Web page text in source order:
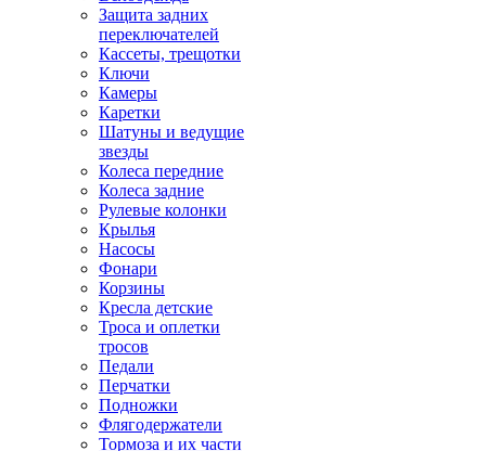
Защита задних
переключателей
Кассеты, трещотки
Ключи
Камеры
Каретки
Шатуны и ведущие
звезды
Колеса передние
Колеса задние
Рулевые колонки
Крылья
Насосы
Фонари
Корзины
Кресла детские
Троса и оплетки
тросов
Педали
Перчатки
Подножки
Флягодержатели
Тормоза и их части